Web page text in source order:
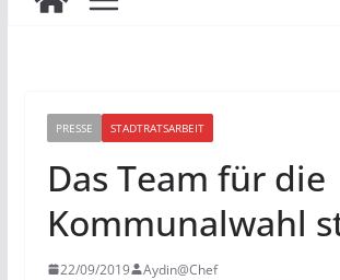
PRESSE STADTRATSARBEIT
Das Team für die
Kommunalwahl
22/09/2019 Aydin@Chef